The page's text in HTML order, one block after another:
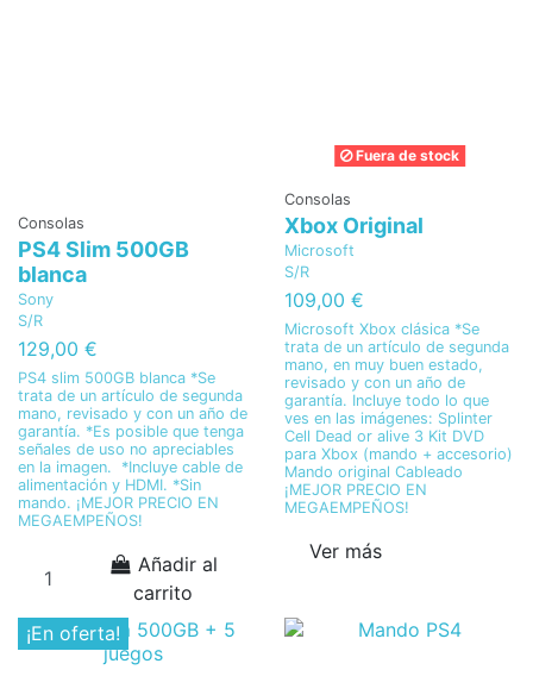
Consolas
PS4 Slim 500GB
blanca
Sony
S/R
129,00 €
PS4 slim 500GB blanca *Se
trata de un artículo de segunda
mano, revisado y con un año de
garantía. *Es posible que tenga
señales de uso no apreciables
en la imagen. *Incluye cable de
alimentación y HDMI. *Sin
mando. ¡MEJOR PRECIO EN
MEGAEMPEÑOS!
Añadir al
carrito
Fuera de stock
Consolas
Xbox Original
Microsoft
S/R
109,00 €
Microsoft Xbox clásica *Se
trata de un artículo de segunda
mano, en muy buen estado,
revisado y con un año de
garantía. Incluye todo lo que
ves en las imágenes: Splinter
Cell Dead or alive 3 Kit DVD
para Xbox (mando + accesorio)
Mando original Cableado
¡MEJOR PRECIO EN
MEGAEMPEÑOS!
Ver más
¡En oferta!